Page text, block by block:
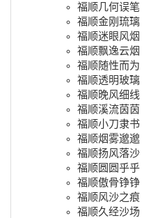
福顺几何误笔
福顺金刚琉璃
福顺迷眼风烟
福顺飘逸云烟
福顺随性而为
福顺透明玻璃
福顺晚风细线
福顺溪流茵茵
福顺小刀隶书
福顺烟雾邈邈
福顺扬风落沙
福顺圆圆乎乎
福顺傲骨铮铮
福顺风沙之痕
福顺久经沙场